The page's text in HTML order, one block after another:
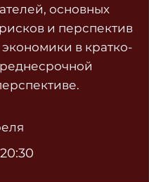
основных
и перспектив
экономики в кратко-